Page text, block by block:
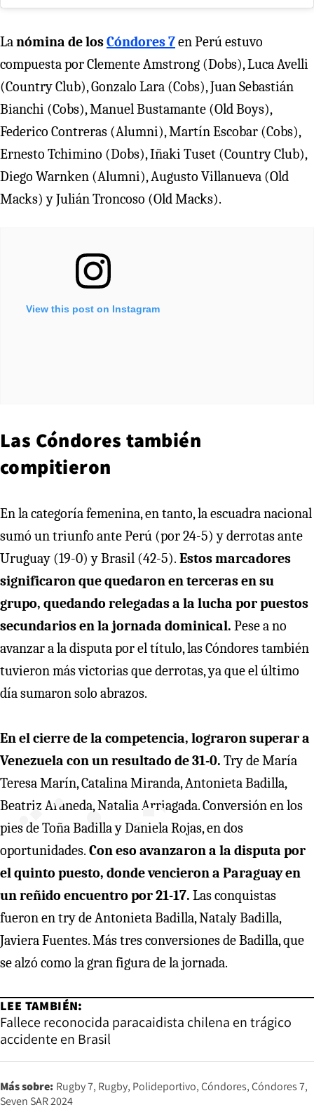
View this post on Instagram
Lanómina de losCóndores 7en Perú estuvo
compuesta por Clemente Amstrong (Dobs), Luca Avelli
(Country Club), Gonzalo Lara (Cobs), Juan Sebastián
Bianchi (Cobs), Manuel Bustamante (Old Boys),
Federico Contreras (Alumni), Martín Escobar (Cobs),
Ernesto Tchimino (Dobs), Iñaki Tuset (Country Club),
Diego Warnken (Alumni), Augusto Villanueva (Old
Macks) y Julián Troncoso (Old Macks).
Las Cóndores también
compitieron
En la categoría femenina, en tanto, la escuadra nacional
sumó un triunfo ante Perú (por 24-5) y derrotas ante
Uruguay (19-0) y Brasil (42-5). Estos marcadores
significaron que quedaron en terceras en su
grupo, quedando relegadas a la lucha por puestos
secundarios en la jornada dominical. Pese a no
avanzar a la disputa por el título, las Cóndores también
tuvieron más victorias que derrotas, ya que el último
día sumaron solo abrazos.
En el cierre de la competencia, lograron superar a
Venezuela con un resultado de 31-0. Try de María
Teresa Marín, Catalina Miranda, Antonieta Badilla,
Beatriz Araneda, Natalia Arriagada. Conversión en los
pies de Toña Badilla y Daniela Rojas, en dos
oportunidades. Con eso avanzaron a la disputa por
el quinto puesto, donde vencieron a Paraguay en
un reñido encuentro por 21-17. Las conquistas
fueron en try de Antonieta Badilla, Nataly Badilla,
Javiera Fuentes. Más tres conversiones de Badilla, que
se alzó como la gran figura de la jornada.
LEE TAMBIÉN:
Fallece reconocida paracaidista chilena en trágico
accidente en Brasil
Más sobre: Rugby 7 Rugby Polideportivo Cóndores Cóndores 7
Seven SAR 2024